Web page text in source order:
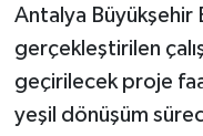
Antalya Büyükşehir
gerçekleştirilen
geçirilecek proje
yeşil dönüşüm